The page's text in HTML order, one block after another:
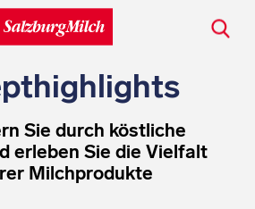
Sie durch köstliche
erleben Sie die Vielfalt
Milchprodukte